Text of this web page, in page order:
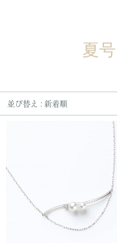
夏
並び替え : 新着順